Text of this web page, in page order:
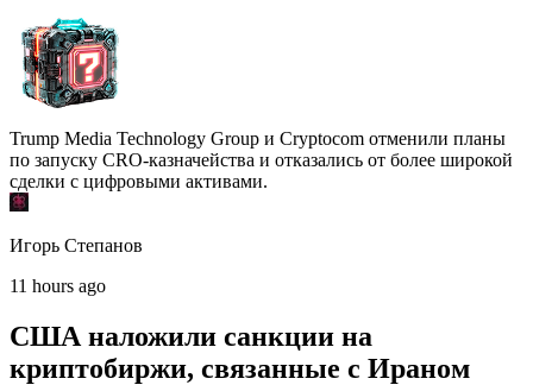
Trump Media Technology Group и Cryptocom отменили планы
по запуску CRO-казначейства и отказались от более широкой
сделки с цифровыми активами.
Игорь Степанов
11 hours ago
США наложили санкции на
криптобиржи, связанные с Ираном